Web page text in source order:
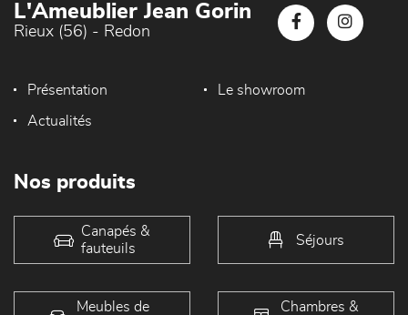
L'Ameublier Jean Gorin
Rieux (56) - Redon
Présentation Le showroom
Actualités
Nos produits
Canapés &
fauteuils
Séjours
Meubles de
Chambres &